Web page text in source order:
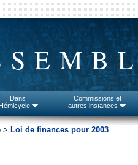
Dans
Commissions et
autres instances
> Loi de finances pour 2003